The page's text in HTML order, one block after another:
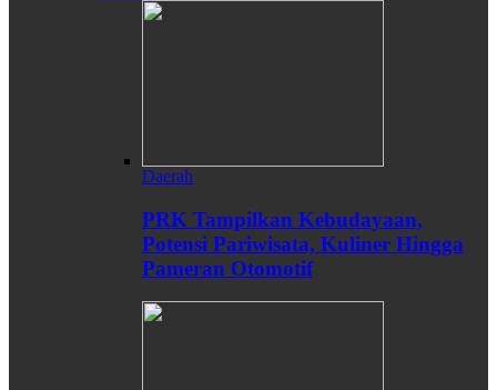
Daerah
PRK Tampilkan Kebudayaan,
Potensi Pariwisata, Kuliner Hingga
Pameran Otomotif